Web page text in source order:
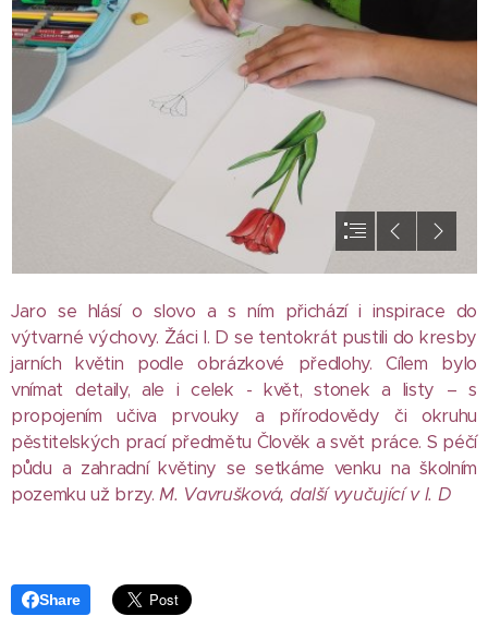
Jaro se hlásí o slovo a s ním přichází i inspirace do
výtvarné výchovy. Žáci I. D se tentokrát pustili do kresby
jarních květin podle obrázkové předlohy. Cílem bylo
vnímat detaily, ale i celek - květ, stonek a listy – s
propojením učiva prvouky a přírodovědy či okruhu
pěstitelských prací předmětu Člověk a svět práce. S péčí
půdu a zahradní květiny se setkáme venku na školním
pozemku už brzy.M. Vavrušková, další vyučující v I. D
Share